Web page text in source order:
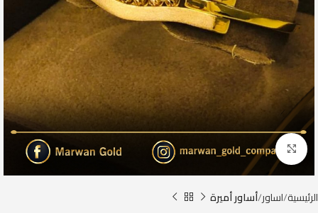
Click to enlarge
الرئيسية اساور أساور أميرة